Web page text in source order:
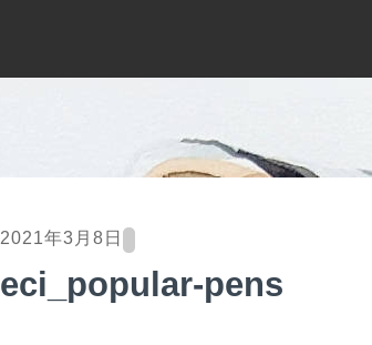
2021年3月8日
eci_popular-pens